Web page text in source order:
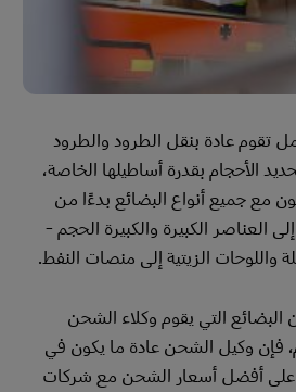
تقوم عادة بنقل الطرود والطرود
الأحجام بقدرة أساطيلها الخاصة،
مع جميع أنواع البضائع بدءًا من
العناصر الكبيرة والكبيرة الحجم -
واللوحات الزيتية إلى منصات النفط.
البضائع التي يقوم وكلاء الشحن
فإن وكيل الشحن عادة ما يكون في
أفضل أسعار الشحن مع شركات